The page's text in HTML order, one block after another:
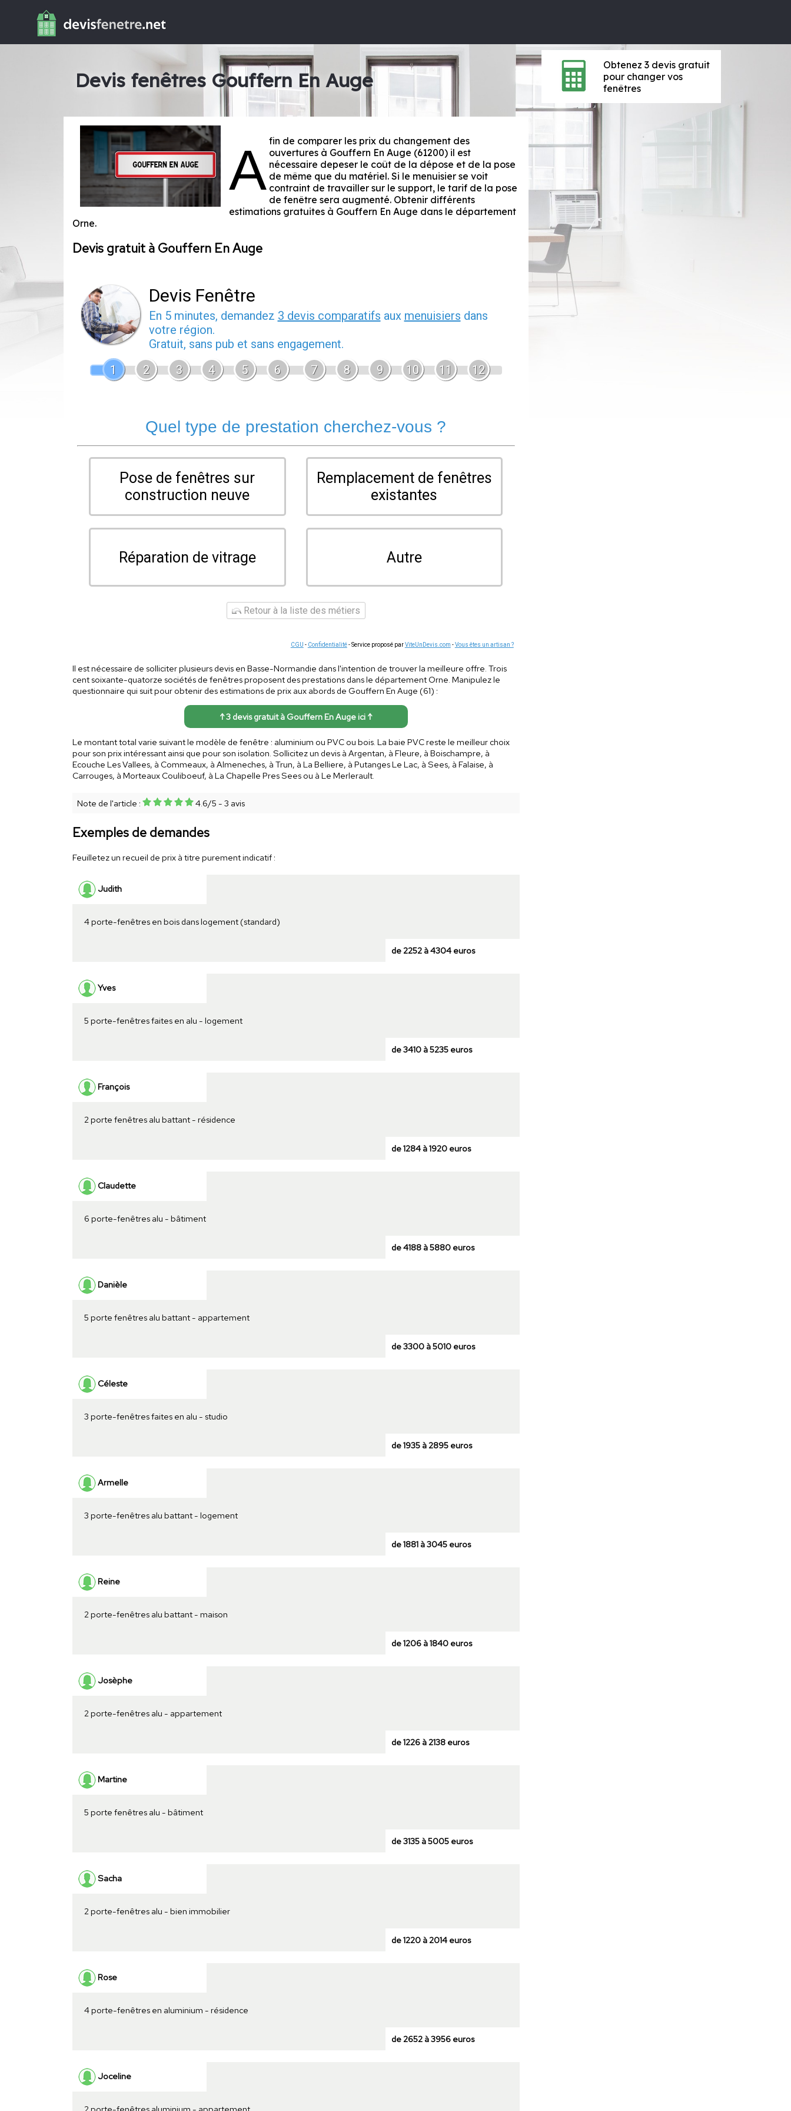
Devis fenêtres Gouffern En Auge
A fin de comparer les prix du changement des
ouvertures à Gouffern En Auge (61200) il est
nécessaire depeser le coût de la dépose et de la pose
de même que du matériel. Si le menuisier se voit
contraint de travailler sur le support, le tarif de la pose
de fenêtre sera augmenté. Obtenir différents
estimations gratuites à Gouffern En Auge dans le département
Orne.
Devis gratuit à Gouffern En Auge
Devis Fenêtre
En 5 minutes, demandez 3 devis comparatifs aux menuisiers dans
votre région.
Gratuit, sans pub et sans engagement.
1
2 3 4 5 6 7 8 9 10 11 12
Quel type de prestation cherchez-vous ?
Pose de fenêtres sur
construction neuve
Remplacement de fenêtres
existantes
Réparation de vitrage Autre
Retour à la liste des métiers
CGU - Confidentialité- Service proposé parViteUnDevis.com -Vous êtes un artisan ?
Il est nécessaire de solliciter plusieurs devis en Basse-Normandie dans l'intention de trouver la meilleure offre. Trois
cent soixante-quatorze sociétés de fenêtres proposent des prestations dans le département Orne. Manipulez le
questionnaire qui suit pour obtenir des estimations de prix aux abords de Gouffern En Auge (61) :
↑ 3 devis gratuit à Gouffern En Auge ici ↑
Le montant total varie suivant le modèle de fenêtre : aluminium ou PVC ou bois. La baie PVC reste le meilleur choix
pour son prix intéressant ainsi que pour son isolation. Sollicitez un devis à Argentan, à Fleure, à Boischampre, à
Ecouche Les Vallees, à Commeaux, à Almeneches, à Trun, à La Belliere, à Putanges Le Lac, à Sees, à Falaise, à
Carrouges, à Morteaux Couliboeuf, à La Chapelle Pres Sees ou à Le Merlerault.
Note de l'article : 4.6/5 - 3 avis
Exemples de demandes
Feuilletez un recueil de prix à titre purement indicatif :
Judith
4 porte-fenêtres en bois dans logement (standard)
de 2252 à 4304 euros
Yves
5 porte-fenêtres faites en alu - logement
de 3410 à 5235 euros
François
2 porte fenêtres alu battant - résidence
de 1284 à 1920 euros
Claudette
6 porte-fenêtres alu - bâtiment
de 4188 à 5880 euros
Danièle
5 porte fenêtres alu battant - appartement
de 3300 à 5010 euros
Céleste
3 porte-fenêtres faites en alu - studio
de 1935 à 2895 euros
Armelle
3 porte-fenêtres alu battant - logement
de 1881 à 3045 euros
Reine
2 porte-fenêtres alu battant - maison
de 1206 à 1840 euros
Josèphe
2 porte-fenêtres alu - appartement
de 1226 à 2138 euros
Martine
5 porte fenêtres alu - bâtiment
de 3135 à 5005 euros
Sacha
2 porte-fenêtres alu - bien immobilier
de 1220 à 2014 euros
Rose
4 porte-fenêtres en aluminium - résidence
de 2652 à 3956 euros
Joceline
Obtenez 3 devis gratuit
pour changer vos
fenêtres